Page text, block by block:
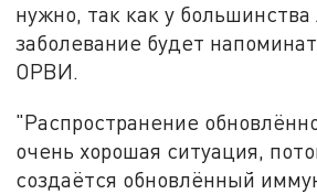
нужно, так как у
заболевание будет
ОРВИ.
"Распространение
очень хорошая ситуация,
создаётся обновлённый